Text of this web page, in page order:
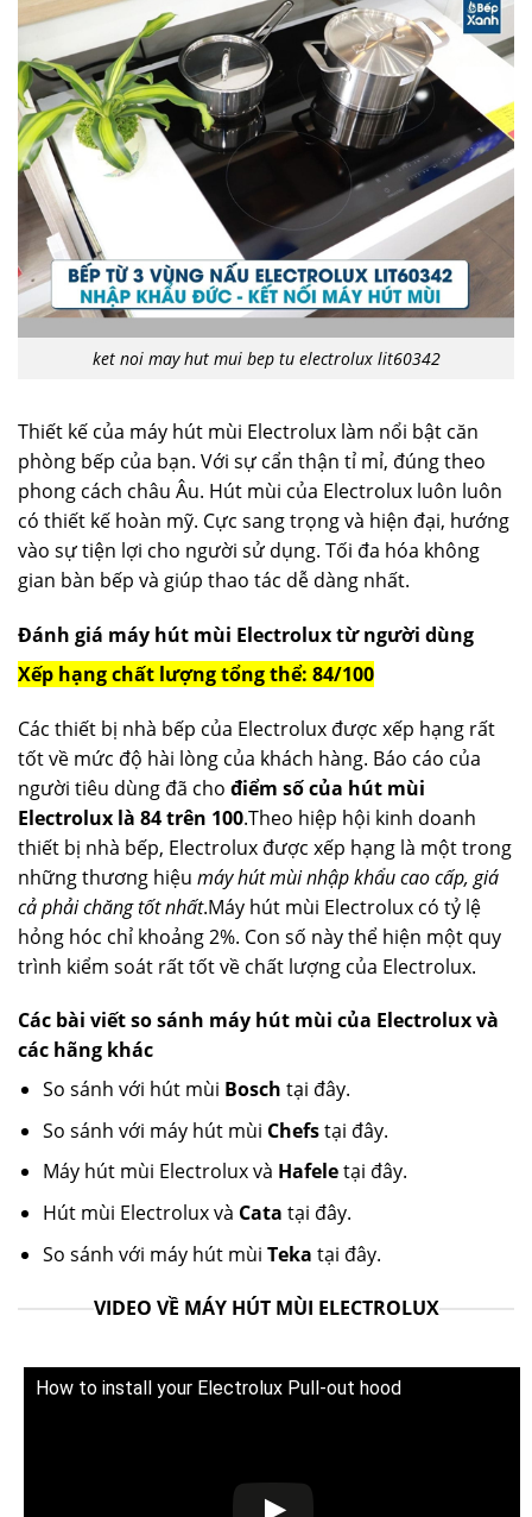
ket noi may hut mui bep tu electrolux lit60342
Thiết kế của máy hút mùi Electrolux làm nổi bật căn
phòng bếp của bạn. Với sự cẩn thận tỉ mỉ, đúng theo
phong cách châu Âu. Hút mùi của Electrolux luôn luôn
có thiết kế hoàn mỹ. Cực sang trọng và hiện đại, hướng
vào sự tiện lợi cho người sử dụng. Tối đa hóa không
gian bàn bếp và giúp thao tác dễ dàng nhất.
Đánh giá máy hút mùi Electrolux từ người dùng
Xếp hạng chất lượng tổng thể: 84/100
Các thiết bị nhà bếp của Electrolux được xếp hạng rất
tốt về mức độ hài lòng của khách hàng. Báo cáo của
người tiêu dùng đã cho điểm số của hút mùi
Electrolux là 84 trên 100.Theo hiệp hội kinh doanh
thiết bị nhà bếp, Electrolux được xếp hạng là một trong
những thương hiệu máy hút mùi nhập khẩu cao cấp, giá
cả phải chăng tốt nhất.Máy hút mùi Electrolux có tỷ lệ
hỏng hóc chỉ khoảng 2%. Con số này thể hiện một quy
trình kiểm soát rất tốt về chất lượng của Electrolux.
Các bài viết so sánh máy hút mùi của Electrolux và
các hãng khác
So sánh với hút mùi Bosch tại đây.
So sánh với máy hút mùi Chefstại đây.
Máy hút mùi Electrolux và Hafeletại đây.
Hút mùi Electrolux và Cata tại đây.
So sánh với máy hút mùi Teka tại đây.
VIDEO VỀ MÁY HÚT MÙI ELECTROLUX
How to install your Electrolux Pull-out hood